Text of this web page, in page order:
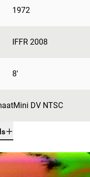
1972
IFFR 2008
8'
Mini DV NTSC